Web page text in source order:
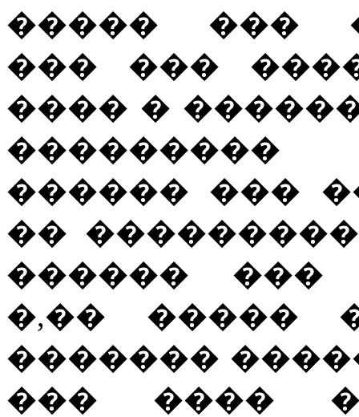
����� ���
��� ���
���� �
������ ���
��
������ ���
�,�� �����
�������
��� ����